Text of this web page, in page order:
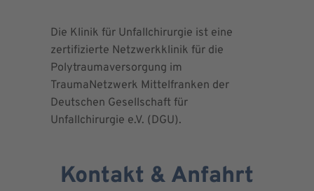
Die Klinik für Unfallchirurgie ist eine
zertifizierte Netzwerkklinik für die
Polytraumaversorgung im
TraumaNetzwerk Mittelfranken der
Deutschen Gesellschaft für
Unfallchirurgie e.V. (DGU).
Kontakt & Anfahrt